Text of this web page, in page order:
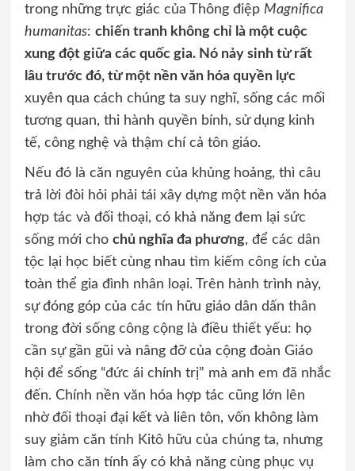
trong những trực giác của Thông điệp Magnifica
humanitas: chiến tranh không chỉ là một cuộc
xung đột giữa các quốc gia. Nó nảy sinh từ rất
lâu trước đó, từ một nền văn hóa quyền lực
xuyên qua cách chúng ta suy nghĩ, sống các mối
tương quan, thi hành quyền bính, sử dụng kinh
tế, công nghệ và thậm chí cả tôn giáo.
Nếu đó là căn nguyên của khủng hoảng, thì câu
trả lời đòi hỏi phải tái xây dựng một nền văn hóa
hợp tác và đối thoại, có khả năng đem lại sức
sống mới cho chủ nghĩa đa phương, để các dân
tộc lại học biết cùng nhau tìm kiếm công ích của
toàn thể gia đình nhân loại. Trên hành trình này,
sự đóng góp của các tín hữu giáo dân dấn thân
trong đời sống công cộng là điều thiết yếu: họ
cần sự gần gũi và nâng đỡ của cộng đoàn Giáo
hội để sống “đức ái chính trị” mà anh em đã nhắc
đến. Chính nền văn hóa hợp tác cũng lớn lên
nhờ đối thoại đại kết và liên tôn, vốn không làm
suy giảm căn tính Kitô hữu của chúng ta, nhưng
làm cho căn tính ấy có khả năng cùng phục vụ